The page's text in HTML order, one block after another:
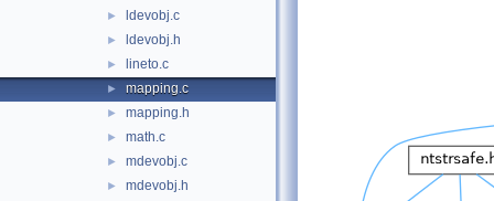
► ldevobj.c
► ldevobj.h
► lineto.c
► mapping.c
► mapping.h
► math.c
► mdevobj.c
► mdevobj.h